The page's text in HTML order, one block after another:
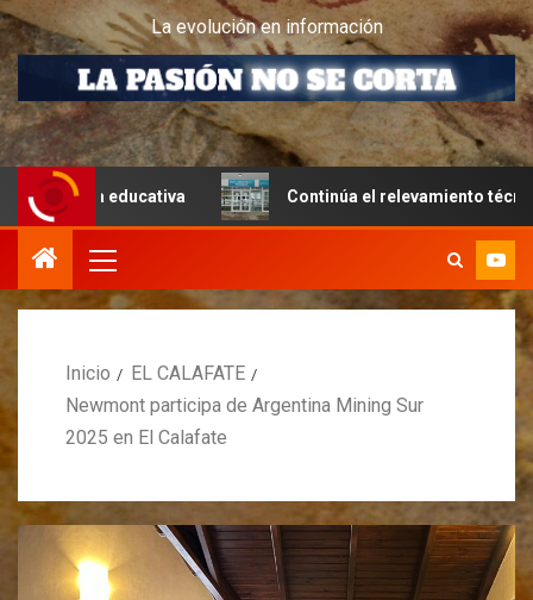
La evolución en información
educativa Continúa el relevamiento técnico en
Inicio
EL CALAFATE
Newmont participa de Argentina Mining Sur
2025 en El Calafate